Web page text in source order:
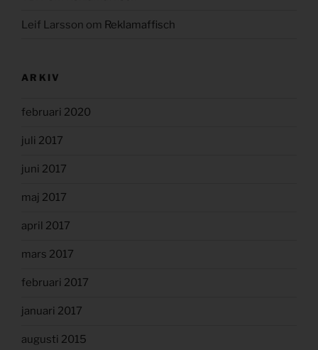
Leif Larsson om Reklamaffisch
ARKIV
februari 2020
juli 2017
juni 2017
maj 2017
april 2017
mars 2017
februari 2017
januari 2017
augusti 2015